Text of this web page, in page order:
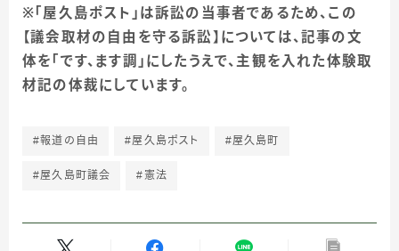
※「屋久島ポスト」は訴訟の当事者であるため、この
【議会取材の自由を守る訴訟】については、記事の文
体を「です、ます調」にしたうえで、主観を入れた体験取
材記の体裁にしています。
#報道の自由 #屋久島ポスト #屋久島町
#屋久島町議会 #憲法